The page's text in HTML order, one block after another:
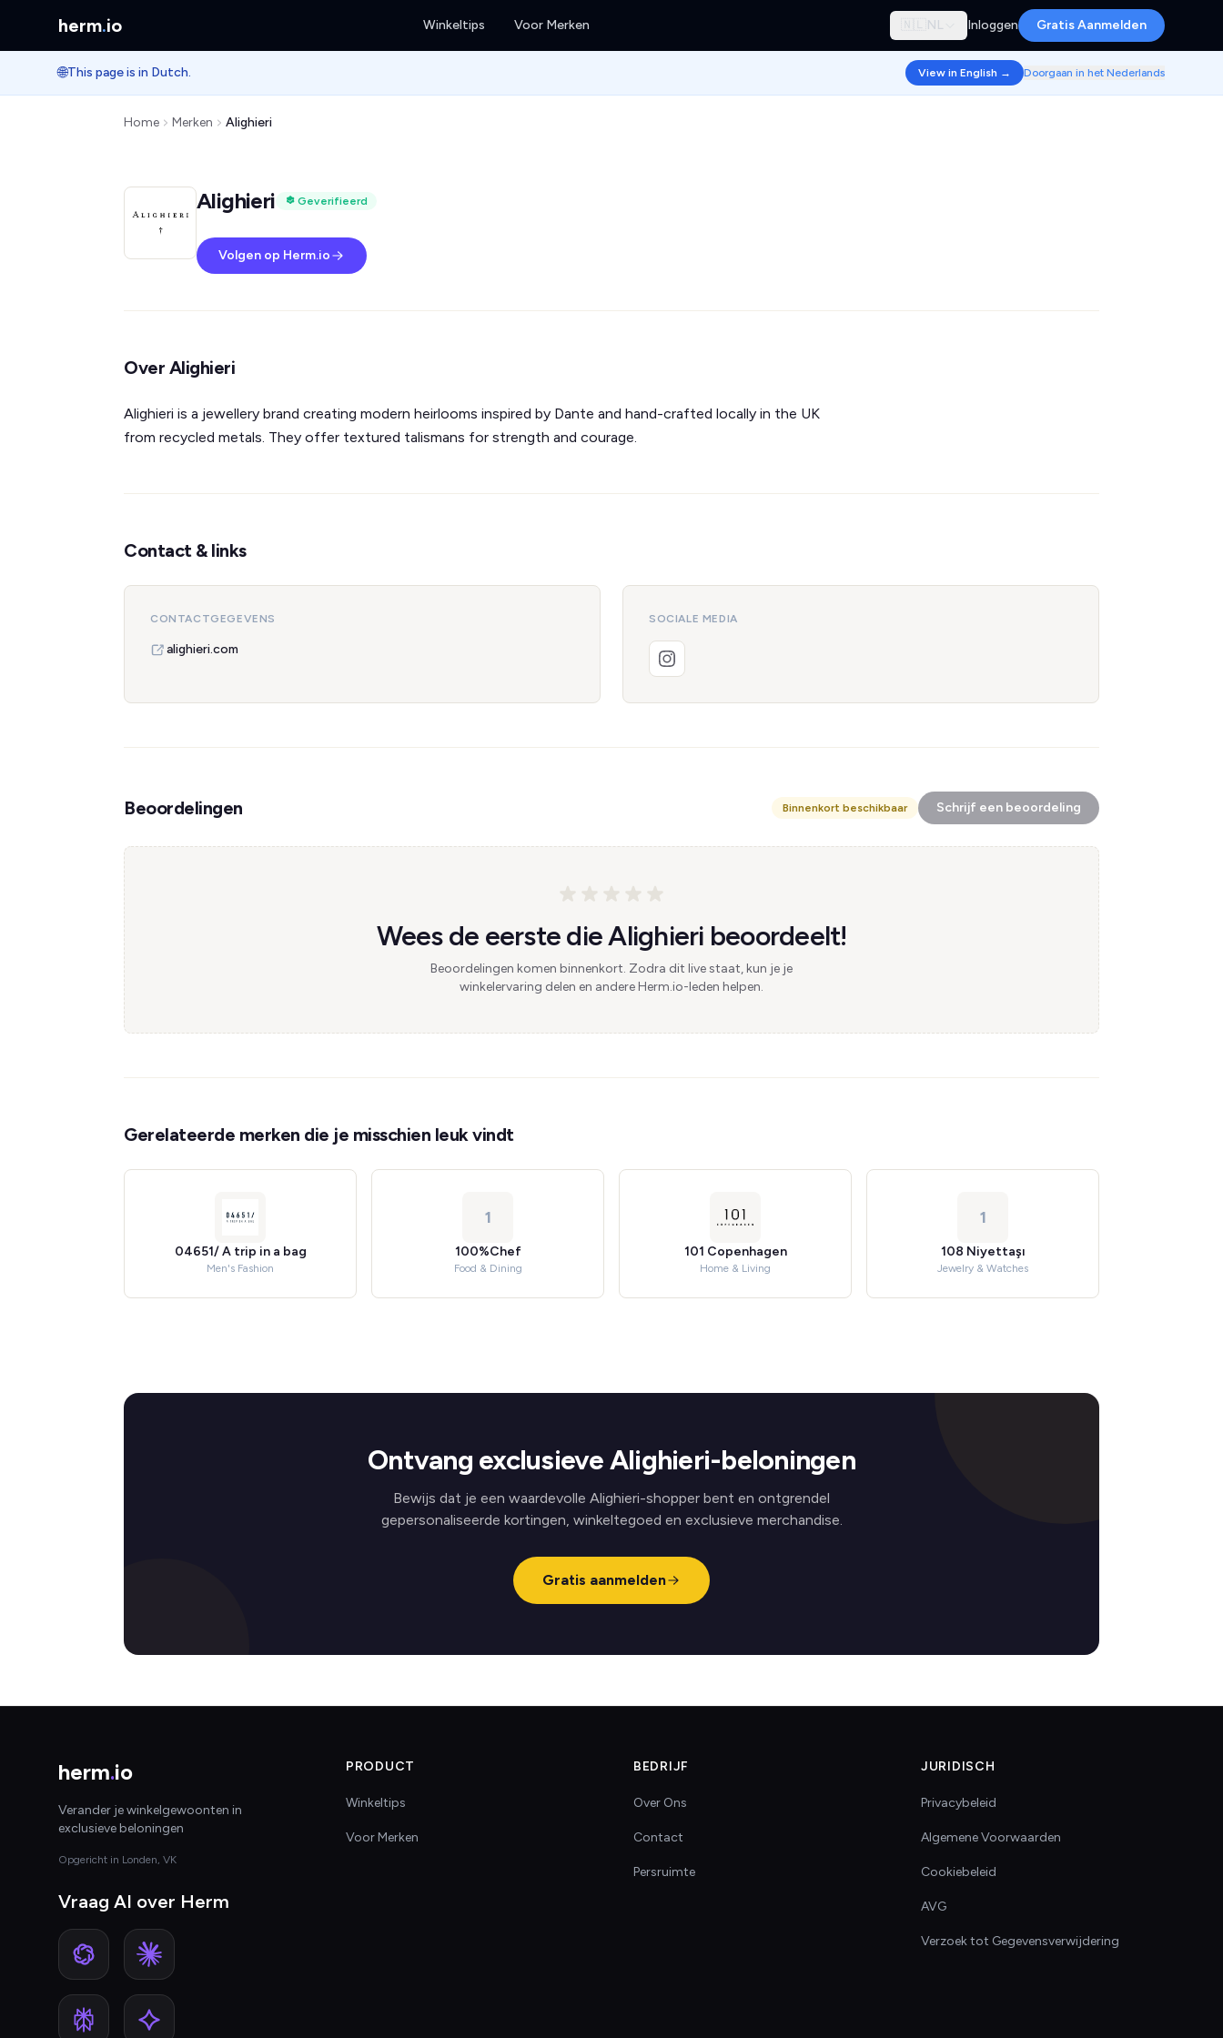
herm.io Winkeltips Voor Merken 🇳🇱 NL Inloggen Gratis Aanmelden
🌐This page is in Dutch. View in English → Doorgaan in het Nederlands
Home Merken Alighieri
Alighieri Geverifieerd
Volgen op Herm.io
Over Alighieri
Alighieri is a jewellery brand creating modern heirlooms inspired by Dante and hand-crafted locally in the UK
from recycled metals. They offer textured talismans for strength and courage.
Contact & links
CONTACTGEGEVENS
alighieri.com
SOCIALE MEDIA
Beoordelingen Binnenkort beschikbaar Schrijf een beoordeling
Wees de eerste die Alighieri beoordeelt!
Beoordelingen komen binnenkort. Zodra dit live staat, kun je je
winkelervaring delen en andere Herm.io-leden helpen.
Gerelateerde merken die je misschien leuk vindt
04651/ A trip in a bag
Men's Fashion
1
100%Chef
Food & Dining
101 Copenhagen
Home & Living
1
108 Niyettaşı
Jewelry & Watches
Ontvang exclusieve Alighieri-beloningen
Bewijs dat je een waardevolle Alighieri-shopper bent en ontgrendel
gepersonaliseerde kortingen, winkeltegoed en exclusieve merchandise.
Gratis aanmelden
herm.io
Verander je winkelgewoonten in
exclusieve beloningen
Opgericht in Londen, VK
Vraag AI over Herm
PRODUCT
Winkeltips
Voor Merken
BEDRIJF
Over Ons
Contact
Persruimte
JURIDISCH
Privacybeleid
Algemene Voorwaarden
Cookiebeleid
AVG
Verzoek tot Gegevensverwijdering